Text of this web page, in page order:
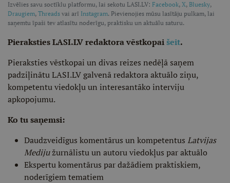
Izvēlies savu soctīklu platformu, lai sekotu LASI.LV: Facebook, X, Bluesky,
Draugiem, Threads vai arī Instagram. Pievienojies mūsu lasītāju pulkam, lai
saņemtu īpaši tev atlasītu noderīgu, praktisku un aktuālu saturu.
Pieraksties LASI.LV redaktora vēstkopaišeit.
Pieraksties vēstkopai un divas reizes nedēļā saņem
padziļinātu LASI.LV galvenā redaktora aktuālo ziņu,
kompetentu viedokļu un interesantāko interviju
apkopojumu.
Ko tu saņemsi:
Daudzveidīgus komentārus un kompetentus Latvijas
Medijužurnālistu un autoru viedokļus par aktuālo
Ekspertu komentārus par dažādiem praktiskiem,
noderīgiem tematiem